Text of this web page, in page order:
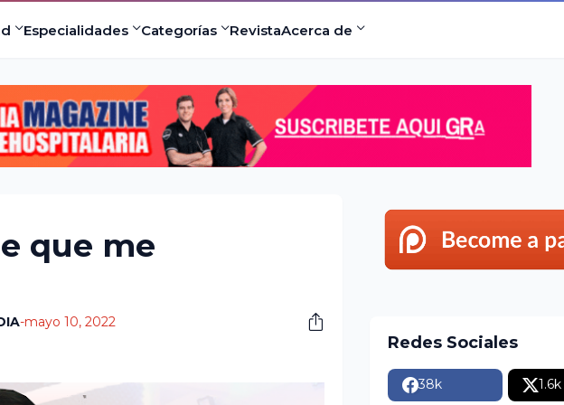
Especialidades Categorías RevistaAcerca de
que me
-mayo 10, 2022
Redes Sociales
38k 1.6k